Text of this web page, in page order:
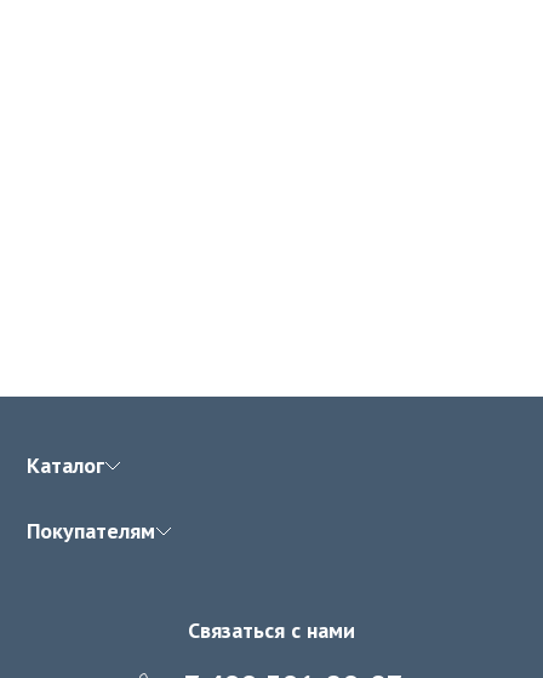
Каталог
Покупателям
Связаться с нами